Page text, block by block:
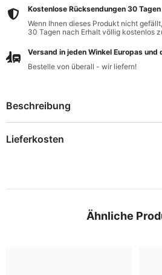
Kostenlose Rücksendungen 30 Tagen
Wenn Ihnen dieses Produkt nicht
30 Tagen nach Erhalt völlig kostenlos
Versand in jeden Winkel Europas und
Bestelle von überall - wir liefern!
Beschreibung
Lieferkosten
Ähnliche